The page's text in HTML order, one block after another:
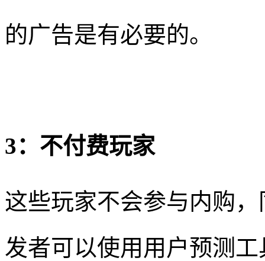
的广告是有必要的。
3：不付费玩家
这些玩家不会参与内购
发者可以使用用户预测